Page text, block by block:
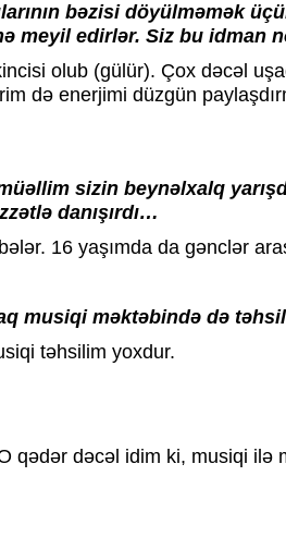
bəzisi döyülməmək
meyil edirlər. Siz bu idman
olub (gülür). Çox dəcəl
də enerjimi düzgün
sizin beynəlxalq
danışırdı…
16 yaşımda da gənclər
musiqi məktəbində də təhsil
təhsilim yoxdur.
qədər dəcəl idim ki, musiqi ilə